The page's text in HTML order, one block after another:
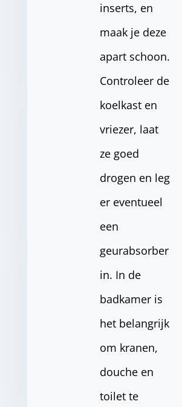
inserts, en
maak je deze
apart schoon.
Controleer de
koelkast en
vriezer, laat
ze goed
drogen en leg
er eventueel
een
geurabsorber
in. In de
badkamer is
het belangrijk
om kranen,
douche en
toilet te